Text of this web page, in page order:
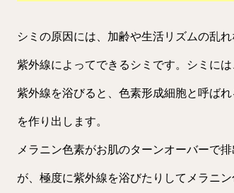
シミの原因には、加齢や生活リズムの乱
紫外線によってできるシミです。シミに
紫外線を浴びると、色素形成細胞と呼ば
を作り出します。
メラニン色素がお肌のターンオーバーで
が、極度に紫外線を浴びたりしてメラニ